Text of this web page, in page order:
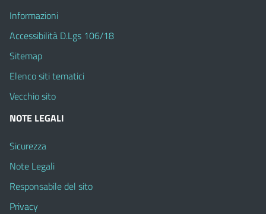
Informazioni
Accessibilità D.Lgs 106/18
Sitemap
Elenco siti tematici
Vecchio sito
NOTE LEGALI
Sicurezza
Note Legali
Responsabile del sito
Privacy